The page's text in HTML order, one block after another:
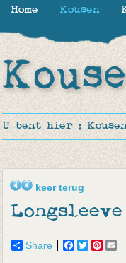
U bent hier :
keer terug
Share Facebook
Twitter
Home Kousen